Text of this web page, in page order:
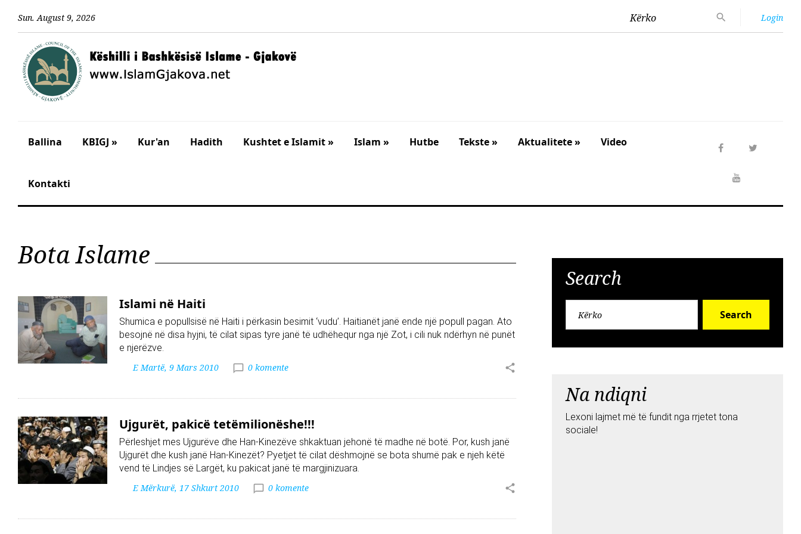
Sun. August 9, 2026 Kërko Login
Ballina KBIGJ » Kur'an Hadith Kushtet e Islamit » Islam » Hutbe Tekste » Aktualitete » Video
Kontakti
Bota Islame
Islami në Haiti
Shumica e popullsisë në Haiti i përkasin besimit ‘vudu’. Haitianët janë ende një popull pagan. Ato
besojnë në disa hyjni, të cilat sipas tyre janë të udhëhequr nga një Zot, i cili nuk ndërhyn në punët
e njerëzve.
E Martë, 9 Mars 2010
0 komente
Ujgurët, pakicë tetëmilionëshe!!!
Përleshjet mes Ujgurëve dhe Han-Kinezëve shkaktuan jehonë të madhe në botë. Por, kush janë
Ujgurët dhe kush janë Han-Kinezët? Pyetjet të cilat dëshmojnë se bota shumë pak e njeh këtë
vend të Lindjes së Largët, ku pakicat janë të margjinizuara.
E Mërkurë, 17 Shkurt 2010
0 komente
Search
Search
Na ndiqni
Lexoni lajmet më të fundit nga rrjetet tona
sociale!